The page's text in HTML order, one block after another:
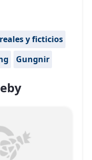
y ficticios
Gungnir